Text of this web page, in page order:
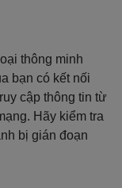
thông minh
bạn có kết nối
cập thông tin từ
Hãy kiểm tra
bị gián đoạn